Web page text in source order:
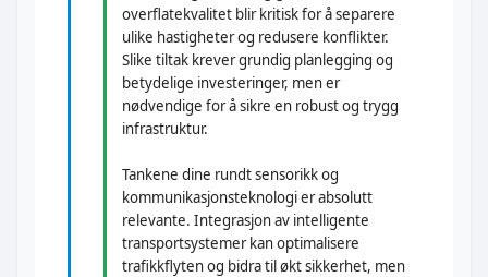
overflatekvalitet blir kritisk for å separere
ulike hastigheter og redusere konflikter.
Slike tiltak krever grundig planlegging og
betydelige investeringer, men er
nødvendige for å sikre en robust og trygg
infrastruktur.
Tankene dine rundt sensorikk og
kommunikasjonsteknologi er absolutt
relevante. Integrasjon av intelligente
transportsystemer kan optimalisere
trafikkflyten og bidra til økt sikkerhet, men